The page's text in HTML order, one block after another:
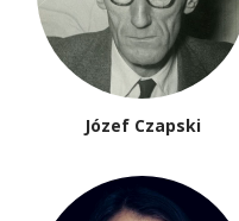
Józef Czapski